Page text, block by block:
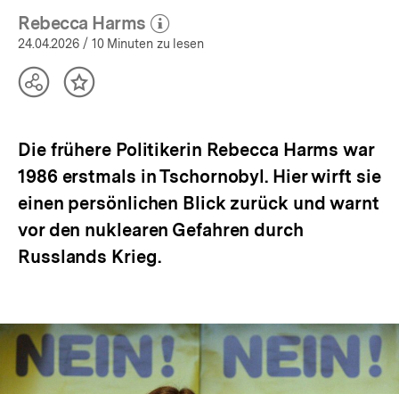
Rebecca Harms
(Mehr zum Autor)
öffnen
24.04.2026 / 10 Minuten zu lesen
TeilenInhalt
Die frühere Politikerin Rebecca Harms war
1986 erstmals in Tschornobyl. Hier wirft sie
einen persönlichen Blick zurück und warnt
vor den nuklearen Gefahren durch
Russlands Krieg.